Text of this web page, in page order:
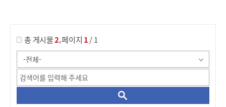
총 게시물2,페이지 1/ 1